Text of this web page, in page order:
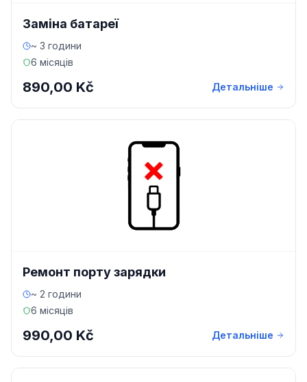
Заміна батареї
~ 3 години
6 місяців
890,00 Kč Детальніше
Ремонт порту зарядки
~ 2 години
6 місяців
990,00 Kč Детальніше